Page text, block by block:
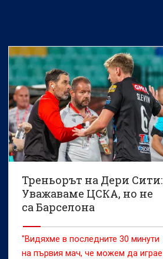
Треньорът на Дери Сити:
Уважаваме ЦСКА, но не
са Барселона
"Видяхме в последните 30 минути
на първия мач, че можем да играе